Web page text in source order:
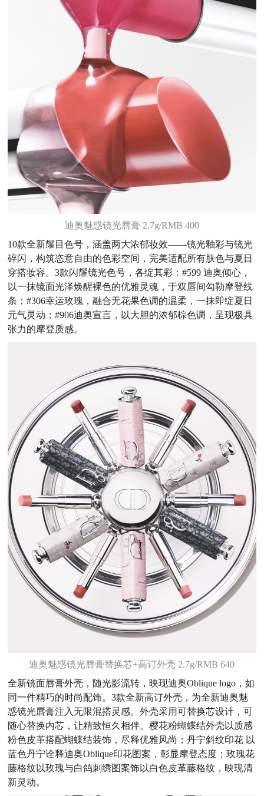
迪奥魅惑镜光唇膏 2.7g/RMB 400
10款全新耀目色号，涵盖两大浓郁妆效——镜光釉彩与镜光
碎闪，构筑恣意自由的色彩空间，完美适配所有肤色与夏日
穿搭妆容。3款闪耀镜光色号，各绽其彩：#599 迪奥倾心，
以一抹镜面光泽焕醒裸色的优雅灵魂，于双唇间勾勒摩登线
条；#306幸运玫瑰，融合无花果色调的温柔，一抹即绽夏日
元气灵动；#906迪奥宣言，以大胆的浓郁棕色调，呈现极具
张力的摩登质感。
迪奥魅惑镜光唇膏替换芯+高订外壳 2.7g/RMB 640
全新镜面唇膏外壳，随光影流转，映现迪奥Oblique logo，如
同一件精巧的时尚配饰。3款全新高订外壳，为全新迪奥魅
惑镜光唇膏注入无限混搭灵感。外壳采用可替换芯设计，可
随心替换内芯，让精致恒久相伴。樱花粉蝴蝶结外壳以质感
粉色皮革搭配蝴蝶结装饰，尽释优雅风尚；丹宁斜纹印花 以
蓝色丹宁诠释迪奥Oblique印花图案，彰显摩登态度；玫瑰花
藤格纹以玫瑰与白鸽刺绣图案饰以白色皮革藤格纹，映现清
新灵动。